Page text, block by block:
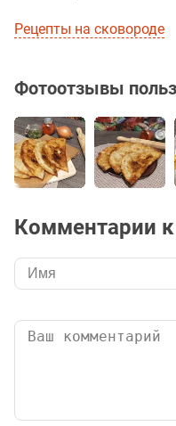
Рецепты на сковороде
Фотоотзывы
Комментарии к